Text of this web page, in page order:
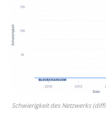
Schwierigkeit des Netzwerks